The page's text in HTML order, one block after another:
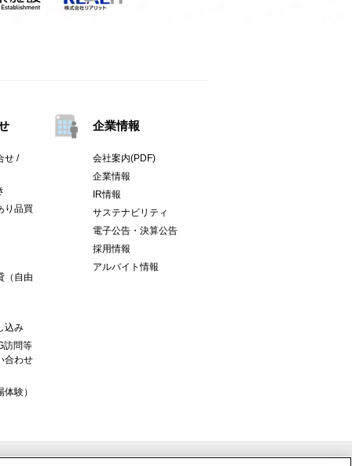
せ /
り品買
（自由
込み
訪問等
合わせ
験）
企業情報
会社案内(PDF)
企業情報
IR情報
サステナビリティ
電子公告・決算公告
採用情報
アルバイト情報